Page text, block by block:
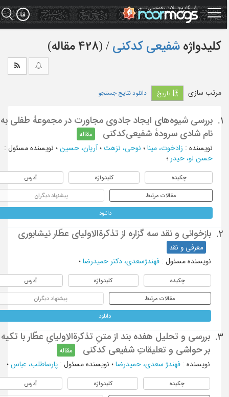
کلیدواژه شفیعی کدکنی ‏/ (428 مقاله)
مرتب سازی تاریخ دانلود نتایج جستجو
1.
بررسی شیوه‌های ایجاد جادوی مجاورت در مجموعۀ طفلی به
نام شادی سرودۀ شفیعی‌کدکنی
مقاله
نویسنده: زادخوت، مینا؛ نوحی، نزهت؛ آریان، حسین؛ نویسنده مسئول :
حسن لو، حیدر؛
چکیده کلیدواژه آدرس
مقالات مرتبط پیشنهاد دیگران
دانلود
2. بازخوانی و نقد سه گزاره از تذکرة‌الاولیای عطّار نیشابوری
معرفی و نقد
نویسنده مسئول : فهندژسعدی، دکتر حمیدرضا؛
چکیده کلیدواژه آدرس
مقالات مرتبط پیشنهاد دیگران
دانلود
3.
بررسی و تحلیل هفده بند از متنِ تذکرةالاولیایِ عطّار با تکیه
بر حواشی و تعلیقاتِ شفیعی کدکنی
مقاله
نویسنده: فهندژ سعدی، حمیدرضا؛ نویسنده مسئول : پارساطلب، عباس ؛
چکیده کلیدواژه آدرس